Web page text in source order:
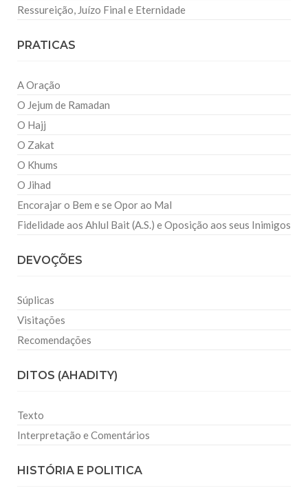
Ressureição, Juízo Final e Eternidade
PRATICAS
A Oração
O Jejum de Ramadan
O Hajj
O Zakat
O Khums
O Jihad
Encorajar o Bem e se Opor ao Mal
Fidelidade aos Ahlul Bait (A.S.) e Oposição aos seus Inimigos
DEVOÇÕES
Súplicas
Visitações
Recomendações
DITOS (AHADITY)
Texto
Interpretação e Comentários
HISTÓRIA E POLITICA